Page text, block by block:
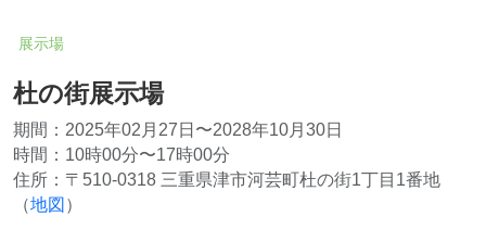
展示場
杜の街展示場
期間：2025年02月27日〜2028年10月30日
時間：10時00分〜17時00分
住所：〒510-0318 三重県津市河芸町杜の街1丁目1番地
（地図 ）